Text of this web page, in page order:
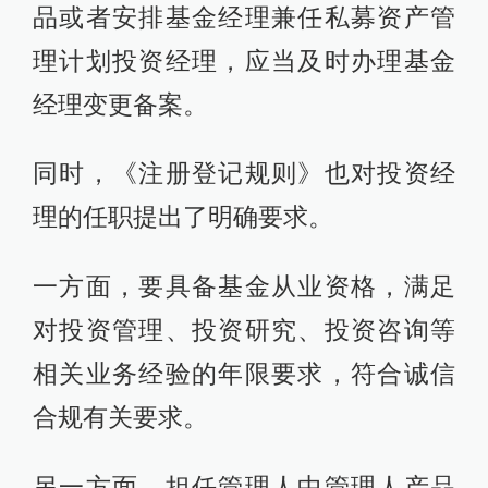
品或者安排基金经理兼任私募资产管
理计划投资经理，应当及时办理基金
经理变更备案。
同时，《注册登记规则》也对投资经
理的任职提出了明确要求。
一方面，要具备基金从业资格，满足
对投资管理、投资研究、投资咨询等
相关业务经验的年限要求，符合诚信
合规有关要求。